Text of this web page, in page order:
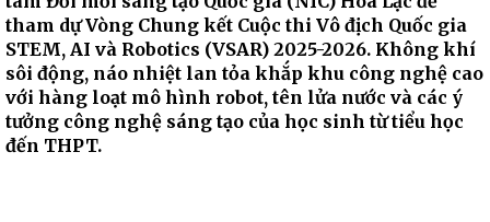
tham dự Vòng Chung kết Cuộc thi Vô địch Quốc gia
STEM, AI và Robotics (VSAR) 2025-2026. Không khí
sôi động, náo nhiệt lan tỏa khắp khu công nghệ cao
với hàng loạt mô hình robot, tên lửa nước và các ý
tưởng công nghệ sáng tạo của học sinh từ tiểu học
đến THPT.